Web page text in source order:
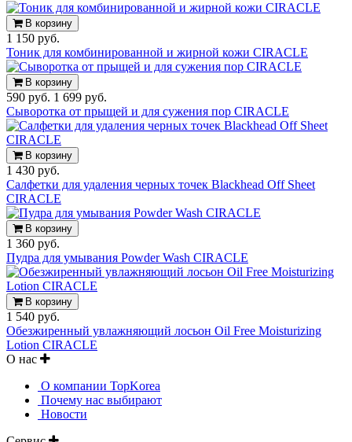
В корзину
1 150 руб.
Тоник для комбинированной и жирной кожи CIRACLE
В корзину
590 руб. 1 699 руб.
Сыворотка от прыщей и для сужения пор CIRACLE
В корзину
1 430 руб.
Салфетки для удаления черных точек Blackhead Off Sheet
CIRACLE
В корзину
1 360 руб.
Пудра для умывания Powder Wash CIRACLE
В корзину
1 540 руб.
Обезжиренный увлажняющий лосьон Oil Free Moisturizing
Lotion CIRACLE
О нас
О компании TopKorea
Почему нас выбирают
Новости